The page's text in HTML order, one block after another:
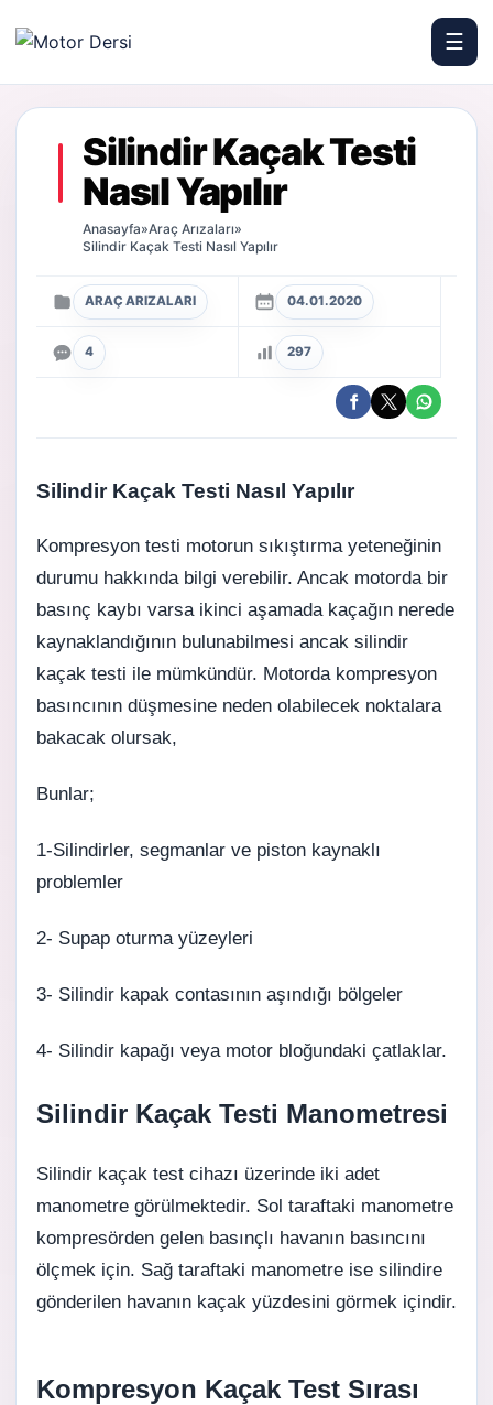
Motor Dersi
☰
Silindir Kaçak Testi
Nasıl Yapılır
Anasayfa»Araç Arızaları»
Silindir Kaçak Testi Nasıl Yapılır
ARAÇ ARIZALARI 04.01.2020
4 297
Silindir Kaçak Testi Nasıl Yapılır
Kompresyon testi motorun sıkıştırma yeteneğinin
durumu hakkında bilgi verebilir. Ancak motorda bir
basınç kaybı varsa ikinci aşamada kaçağın nerede
kaynaklandığının bulunabilmesi ancak silindir
kaçak testi ile mümkündür. Motorda kompresyon
basıncının düşmesine neden olabilecek noktalara
bakacak olursak,
Bunlar;
1-Silindirler, segmanlar ve piston kaynaklı
problemler
2- Supap oturma yüzeyleri
3- Silindir kapak contasının aşındığı bölgeler
4- Silindir kapağı veya motor bloğundaki çatlaklar.
Silindir Kaçak Testi Manometresi
Silindir kaçak test cihazı üzerinde iki adet
manometre görülmektedir. Sol taraftaki manometre
kompresörden gelen basınçlı havanın basıncını
ölçmek için. Sağ taraftaki manometre ise silindire
gönderilen havanın kaçak yüzdesini görmek içindir.
Kompresyon Kaçak Test Sırası